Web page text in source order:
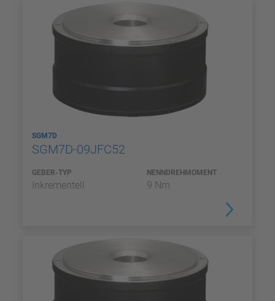
SGM7D
SGM7D-09JFC52
GEBER-TYP
Inkrementell
NENNDREHMOMENT
9 Nm